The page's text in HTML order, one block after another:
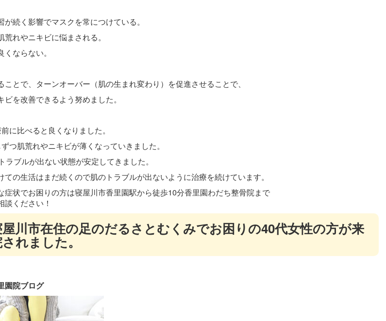
が続く影響でマスクを常につけている。
荒れやニキビに悩まされる。
ならない。
ことで、ターンオーバー（肌の生まれ変わり）を促進させることで、
ビを改善できるよう努めました。
に比べると良くなりました。
つ肌荒れやニキビが薄くなっていきました。
ブルが出ない状態が安定してきました。
ての生活はまだ続くので肌のトラブルが出ないように治療を続けています。
症状でお困りの方は寝屋川市香里園駅から徒歩10分香里園わだち整骨院まで
談ください！
川市在住の足のだるさとむくみでお困りの40代女性の方が来
れました。
園院ブログ